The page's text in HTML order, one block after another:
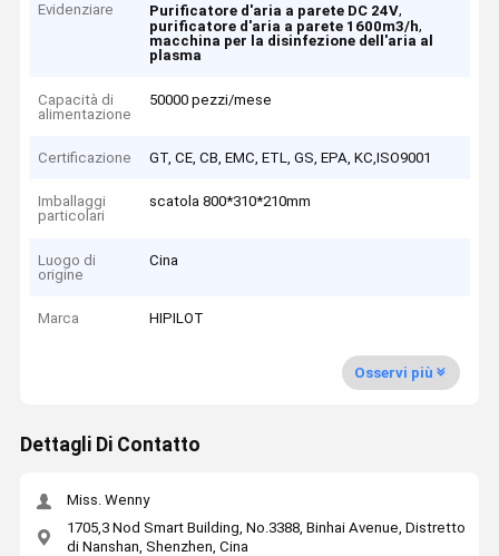
Evidenziare Purificatore d'aria a parete DC 24V,
purificatore d'aria a parete 1600m3/h,
macchina per la disinfezione dell'aria al
plasma
Capacità di
alimentazione
50000 pezzi/mese
Certificazione GT, CE, CB, EMC, ETL, GS, EPA, KC,ISO9001
Imballaggi
particolari
scatola 800*310*210mm
Luogo di
origine
Cina
Marca HIPILOT
Osservi più
Dettagli Di Contatto
Miss. Wenny
1705,3 Nod Smart Building, No.3388, Binhai Avenue, Distretto
di Nanshan, Shenzhen, Cina